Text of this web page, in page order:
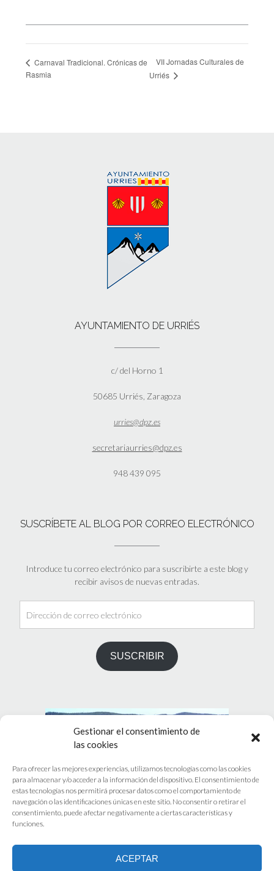
Gestionar el consentimiento de
las cookies
Para ofrecer las mejores experiencias, utilizamos tecnologías como las cookies
para almacenar y/o acceder a la información del dispositivo. El consentimiento de
estas tecnologías nos permitirá procesar datos como el comportamiento de
navegación o las identificaciones únicas en este sitio. No consentir o retirar el
consentimiento, puede afectar negativamente a ciertas características y
funciones.
ACEPTAR
Carnaval Tradicional. Crónicas de
Rasmia
VII Jornadas Culturales de
Urriés
AYUNTAMIENTO DE URRIÉS
c/ del Horno 1
50685 Urriés, Zaragoza
urries@dpz.es
secretariaurries@dpz.es
948 439 095
SUSCRÍBETE AL BLOG POR CORREO ELECTRÓNICO
Introduce tu correo electrónico para suscribirte a este blog y
recibir avisos de nuevas entradas.
de
correo
SUSCRIBIR
PRÓXIMO EVENTOS